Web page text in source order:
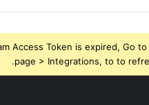
Access Token is expired, Go
page > Integrations, to to